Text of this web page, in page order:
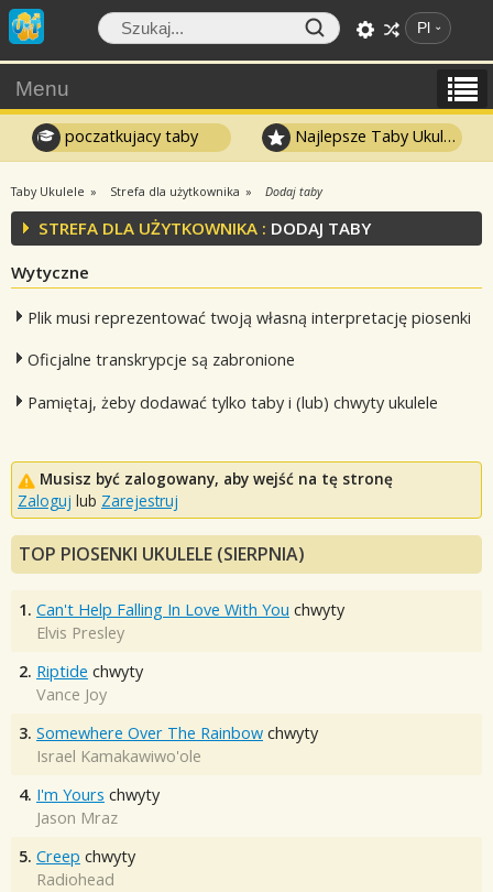
Pl
Menu
poczatkujacy taby Najlepsze Taby Ukulele
Taby Ukulele Strefa dla użytkownika Dodaj taby
STREFA DLA UŻYTKOWNIKA : DODAJ TABY
Wytyczne
Plik musi reprezentować twoją własną interpretację piosenki
Oficjalne transkrypcje są zabronione
Pamiętaj, żeby dodawać tylko taby i (lub) chwyty ukulele
Musisz być zalogowany, aby wejść na tę stronę
Zaloguj lub Zarejestruj
TOP PIOSENKI UKULELE (SIERPNIA)
1. Can't Help Falling In Love With You chwyty
Elvis Presley
2. Riptide chwyty
Vance Joy
3. Somewhere Over The Rainbow chwyty
Israel Kamakawiwo'ole
4. I'm Yours chwyty
Jason Mraz
5. Creep chwyty
Radiohead